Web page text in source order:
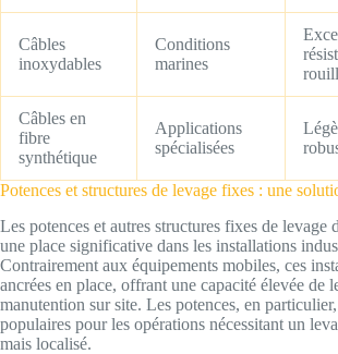
Câbles
inoxydables
Conditions
marines
Câbles en
fibre
synthétique
Applications
spécialisées
Potences et structures de levage fixes : une
Les potences et autres structures fixes de levage
une place significative dans les installations
Contrairement aux équipements mobiles, ces
ancrées en place, offrant une capacité élevée de
manutention sur site. Les potences, en
populaires pour les opérations nécessitant un
mais localisé.